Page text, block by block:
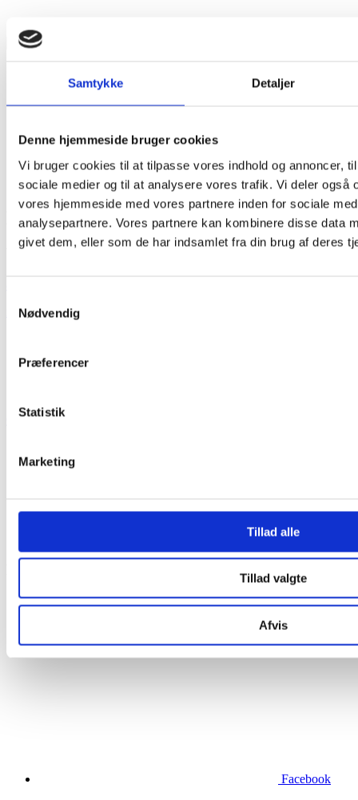
Samtykke Detaljer
Denne hjemmeside bruger cookies
Vi bruger cookies til at tilpasse vores indhold og annoncer,
sociale medier og til at analysere vores trafik. Vi deler også
vores hjemmeside med vores partnere inden for sociale
analysepartnere. Vores partnere kan kombinere disse data
givet dem, eller som de har indsamlet fra din brug af deres
Nødvendig
Præferencer
Statistik
Marketing
Tillad alle
Tillad valgte
Afvis
Sorteres til
I dit hjem
På genbrugspladsen
Kontakt vores kundeservice
Vi er klar til at hjælpe dig
info@sonfor.dk
Fredag
Gå til selvbetjening
Sorteringsguide
Ny rensestruktur
Lillebælt Syd Vindmøllepark
Facebook